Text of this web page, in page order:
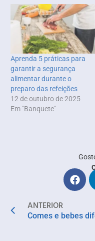
Aprenda 5 práticas para
garantir a segurança
alimentar durante o
preparo das refeições
12 de outubro de 2025
Em "Banquete"
ANTERIOR